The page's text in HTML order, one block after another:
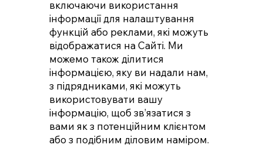
включаючи використання
інформації для налаштування
функцій або реклами, які можуть
відображатися на Сайті. Ми
можемо також ділитися
інформацією, яку ви надали нам,
з підрядниками, які можуть
використовувати вашу
інформацію, щоб зв’язатися з
вами як з потенційним клієнтом
або з подібним діловим наміром.